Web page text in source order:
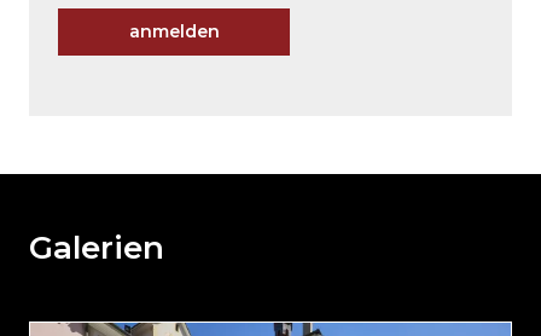
anmelden
weiteren
Inhalt
und
Galerien